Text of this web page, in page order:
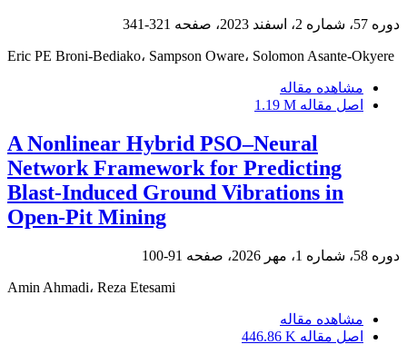
دوره 57، شماره 2، اسفند 2023، صفحه 321-341
Eric PE Broni-Bediako، Sampson Oware، Solomon Asante-Okyere
مشاهده مقاله
اصل مقاله 1.19 M
A Nonlinear Hybrid PSO–Neural
Network Framework for Predicting
Blast-Induced Ground Vibrations in
Open-Pit Mining
دوره 58، شماره 1، مهر 2026، صفحه 91-100
Amin Ahmadi، Reza Etesami
مشاهده مقاله
اصل مقاله 446.86 K